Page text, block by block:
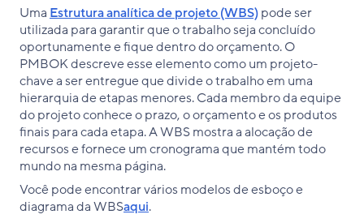
Uma Estrutura analítica de projeto (WBS)pode ser
utilizada para garantir que o trabalho seja concluído
oportunamente e fique dentro do orçamento. O
PMBOK descreve esse elemento como um projeto-
chave a ser entregue que divide o trabalho em uma
hierarquia de etapas menores. Cada membro da equipe
do projeto conhece o prazo, o orçamento e os produtos
finais para cada etapa. A WBS mostra a alocação de
recursos e fornece um cronograma que mantém todo
mundo na mesma página.
Você pode encontrar vários modelos de esboço e
diagrama da WBSaqui.